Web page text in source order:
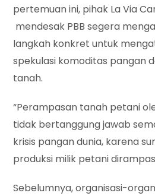
pertemuan ini, pihak La Via
mendesak PBB segera
langkah konkret untuk
spekulasi komoditas pangan
tanah.
“Perampasan tanah petani
tidak bertanggung jawab
krisis pangan dunia, karena
produksi milik petani
Sebelumnya, organisasi-